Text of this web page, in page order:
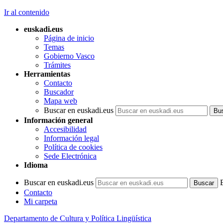
Ir al contenido
euskadi.eus
Página de inicio
Temas
Gobierno Vasco
Trámites
Herramientas
Contacto
Buscador
Mapa web
Buscar en euskadi.eus
Información general
Accesibilidad
Información legal
Política de cookies
Sede Electrónica
Idioma
Buscar en euskadi.eus
Contacto
Mi carpeta
Departamento de Cultura y Política Lingüística